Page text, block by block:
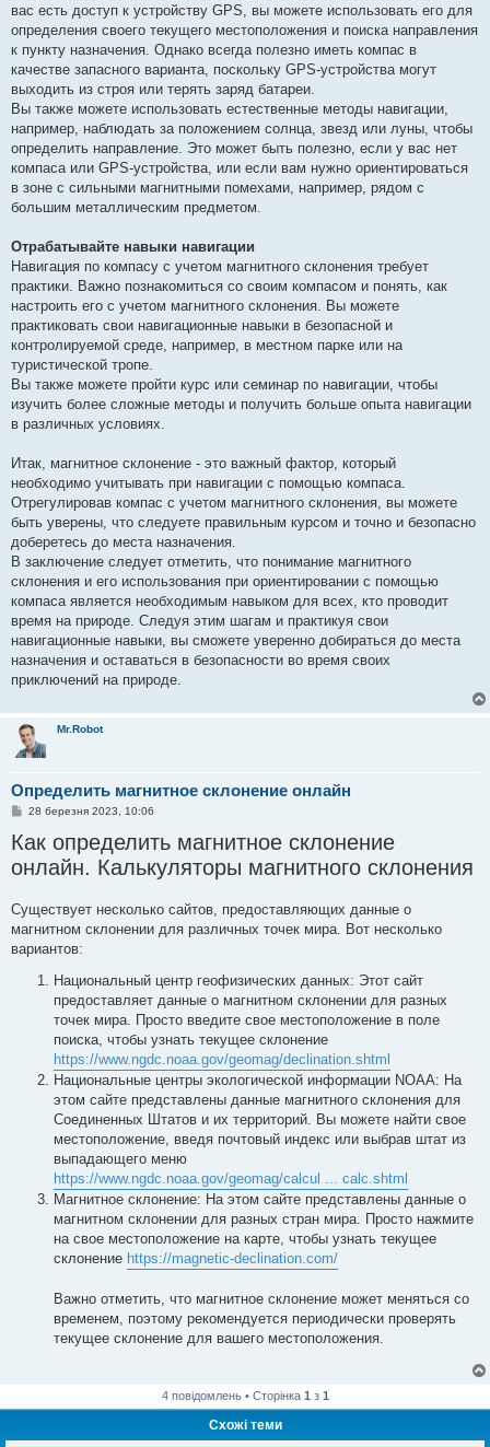
вас есть доступ к устройству GPS, вы можете использовать его для
определения своего текущего местоположения и поиска направления
к пункту назначения. Однако всегда полезно иметь компас в
качестве запасного варианта, поскольку GPS-устройства могут
выходить из строя или терять заряд батареи.
Вы также можете использовать естественные методы навигации,
например, наблюдать за положением солнца, звезд или луны, чтобы
определить направление. Это может быть полезно, если у вас нет
компаса или GPS-устройства, или если вам нужно ориентироваться
в зоне с сильными магнитными помехами, например, рядом с
большим металлическим предметом.
Отрабатывайте навыки навигации
Навигация по компасу с учетом магнитного склонения требует
практики. Важно познакомиться со своим компасом и понять, как
настроить его с учетом магнитного склонения. Вы можете
практиковать свои навигационные навыки в безопасной и
контролируемой среде, например, в местном парке или на
туристической тропе.
Вы также можете пройти курс или семинар по навигации, чтобы
изучить более сложные методы и получить больше опыта навигации
в различных условиях.
Итак, магнитное склонение - это важный фактор, который
необходимо учитывать при навигации с помощью компаса.
Отрегулировав компас с учетом магнитного склонения, вы можете
быть уверены, что следуете правильным курсом и точно и безопасно
доберетесь до места назначения.
В заключение следует отметить, что понимание магнитного
склонения и его использования при ориентировании с помощью
компаса является необходимым навыком для всех, кто проводит
время на природе. Следуя этим шагам и практикуя свои
навигационные навыки, вы сможете уверенно добираться до места
назначения и оставаться в безопасности во время своих
приключений на природе.
Mr.Robot
Определить магнитное склонение онлайн
П
в
і
д
о
е
н
я
28 березня 2023, 10:06
Как определить магнитное склонение
онлайн. Калькуляторы магнитного склонения
Существует несколько сайтов, предоставляющих данные о
магнитном склонении для различных точек мира. Вот несколько
вариантов:
Национальный центр геофизических данных: Этот сайт
предоставляет данные о магнитном склонении для разных
точек мира. Просто введите свое местоположение в поле
поиска, чтобы узнать текущее склонение
https://www.ngdc.noaa.gov/geomag/declination.shtml
Национальные центры экологической информации NOAA: На
этом сайте представлены данные магнитного склонения для
Соединенных Штатов и их территорий. Вы можете найти свое
местоположение, введя почтовый индекс или выбрав штат из
выпадающего меню
https://www.ngdc.noaa.gov/geomag/calcul ... calc.shtml
Магнитное склонение: На этом сайте представлены данные о
магнитном склонении для разных стран мира. Просто нажмите
на свое местоположение на карте, чтобы узнать текущее
склонение https://magnetic-declination.com/
Важно отметить, что магнитное склонение может меняться со
временем, поэтому рекомендуется периодически проверять
текущее склонение для вашего местоположения.
4 повідомлень • Сторінка 1 з 1
Схожі теми